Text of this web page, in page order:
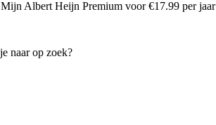
Mijn Albert Heijn Premium voor €17.99 per jaar